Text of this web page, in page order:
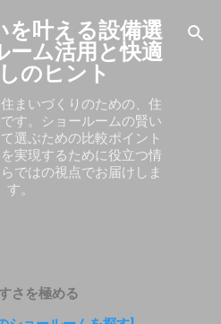
ン コンテンツに移動
を叶える設備選
ーム活用と快適
のヒント
まいづくりのための、住
す。ショールームの賢い
選ぶための比較ポイント
実現するために役立つ情
ではの視点でお届けしま
す。
さを極める